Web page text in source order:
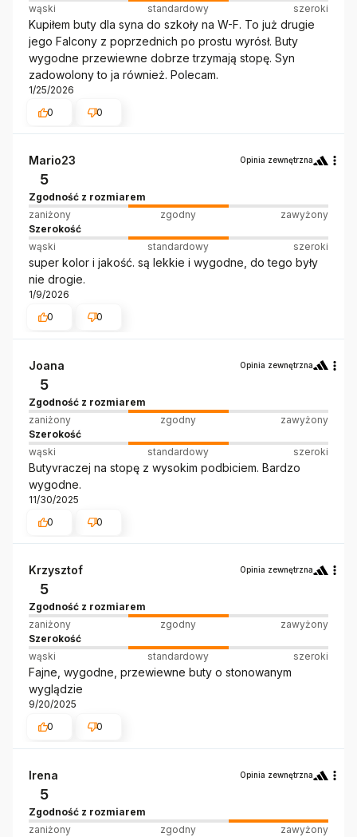
wąski
standardowy szeroki
Kupiłem buty dla syna do szkoły na W-F. To już drugie
jego Falcony z poprzednich po prostu wyrósł. Buty
wygodne przewiewne dobrze trzymają stopę. Syn
zadowolony to ja również. Polecam.
1/25/2026
0
0
Mario23 Opinia zewnętrzna
5
Zgodność z rozmiarem
zaniżony
zgodny
zawyżony
Szerokość
wąski
standardowy szeroki
super kolor i jakość. są lekkie i wygodne, do tego były
nie drogie.
1/9/2026
0
0
Joana Opinia zewnętrzna
5
Zgodność z rozmiarem
zaniżony
zgodny
zawyżony
Szerokość
wąski
standardowy szeroki
Butyvraczej na stopę z wysokim podbiciem. Bardzo
wygodne.
11/30/2025
0
0
Krzysztof Opinia zewnętrzna
5
Zgodność z rozmiarem
zaniżony
zgodny
zawyżony
Szerokość
wąski
standardowy szeroki
Fajne, wygodne, przewiewne buty o stonowanym
wyglądzie
9/20/2025
0
0
Irena Opinia zewnętrzna
5
Zgodność z rozmiarem
zaniżony
zgodny
zawyżony